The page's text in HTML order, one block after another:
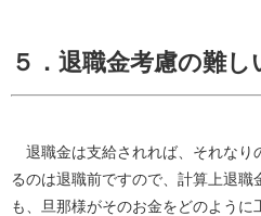
５．退職金考慮の難し
退職金は支給されれば、それなり
るのは退職前ですので、計算上退職
も、旦那様がそのお金をどのように